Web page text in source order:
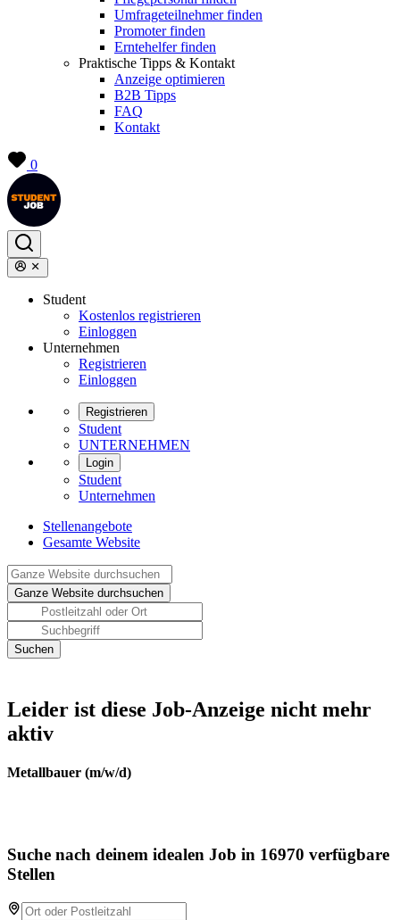
Umfrageteilnehmer finden
Promoter finden
Erntehelfer finden
Praktische Tipps & Kontakt
Anzeige optimieren
B2B Tipps
FAQ
Kontakt
0
Student
Kostenlos registrieren
Einloggen
Unternehmen
Registrieren
Einloggen
Registrieren
Student
UNTERNEHMEN
Login
Student
Unternehmen
Stellenangebote
Gesamte Website
Leider ist diese Job-Anzeige nicht mehr
aktiv
Metallbauer (m/w/d)
Suche nach deinem idealen Job in 16970 verfügbare
Stellen